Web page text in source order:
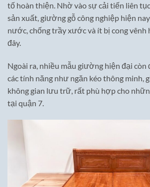
tố hoàn thiện. Nhờ vào sự cải tiến liên
sản xuất, giường gỗ công nghiệp hiện
nước, chống trầy xước và ít bị cong
đây.
Ngoài ra, nhiều mẫu giường hiện đại
các tính năng như ngăn kéo thông minh,
không gian lưu trữ, rất phù hợp cho
tại quận 7.